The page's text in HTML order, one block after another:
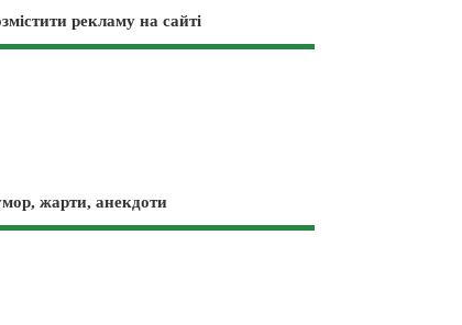
рекламу на сайті
жарти, анекдоти